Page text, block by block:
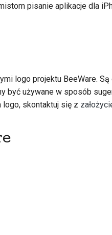
pisanie aplikacje dla
logo projektu BeeWare.
być używane w sposób
skontaktuj się z